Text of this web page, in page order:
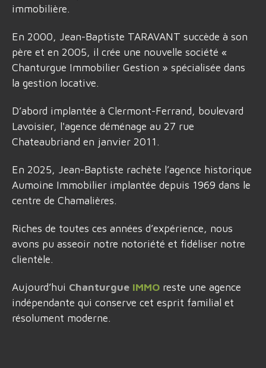
immobilière.
En 2000, Jean-Baptiste TARAVANT succède à son
père et en 2005, il crée une nouvelle société «
Chanturgue Immobilier Gestion » spécialisée dans
la gestion locative.
D’abord implantée à Clermont-Ferrand, boulevard
Lavoisier, l'agence déménage au 27 rue
Chateaubriand en janvier 2011.
En 2025, Jean-Baptiste rachète l’agence historique
Aumoine Immobilier implantée depuis 1969 dans le
centre de Chamalières.
Riches de toutes ces années d’expérience, nous
avons pu asseoir notre notoriété et fidéliser notre
clientèle.
Aujourd’hui Chanturgue IMMO reste une agence
indépendante qui conserve cet esprit familial et
résolument moderne.